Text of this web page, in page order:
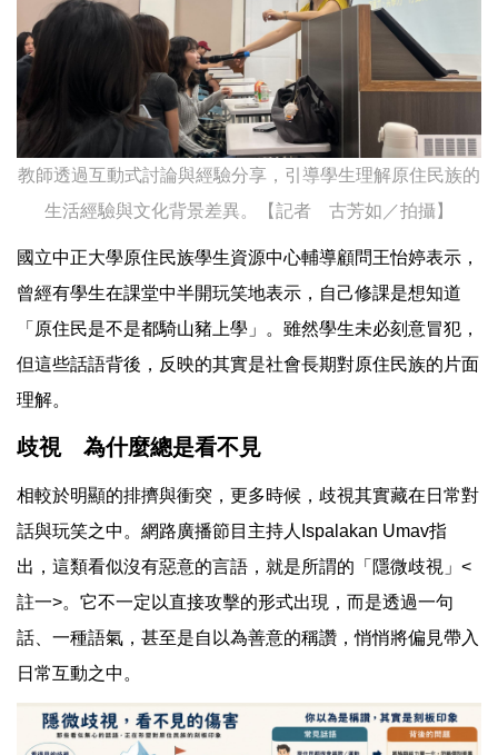
教師透過互動式討論與經驗分享，引導學生理解原住民族的
生活經驗與文化背景差異。【記者 古芳如／拍攝】
國立中正大學原住民族學生資源中心輔導顧問王怡婷表示，
曾經有學生在課堂中半開玩笑地表示，自己修課是想知道
「原住民是不是都騎山豬上學」。雖然學生未必刻意冒犯，
但這些話語背後，反映的其實是社會長期對原住民族的片面
理解。
歧視 為什麼總是看不見
相較於明顯的排擠與衝突，更多時候，歧視其實藏在日常對
話與玩笑之中。網路廣播節目主持人Ispalakan Umav指
出，這類看似沒有惡意的言語，就是所謂的「隱微歧視」<
註一>。它不一定以直接攻擊的形式出現，而是透過一句
話、一種語氣，甚至是自以為善意的稱讚，悄悄將偏見帶入
日常互動之中。